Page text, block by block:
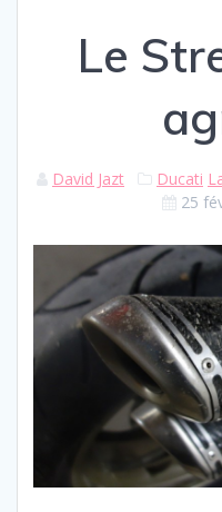
Le
David Jazt Ducati
25